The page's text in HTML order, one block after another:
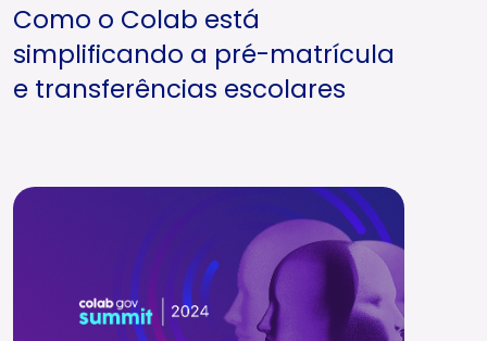
Como o Colab está
simplificando a pré-matrícula
e transferências escolares